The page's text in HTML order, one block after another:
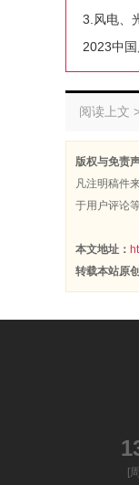
3.风电、
2023中
阅读上文
版权与免责
凡注明稿件
于用户评论
本文地址：
转载本站原
[